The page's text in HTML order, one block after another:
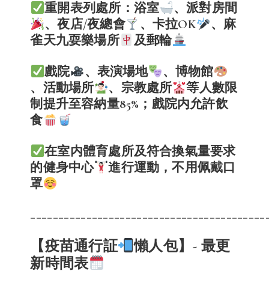
重開表列處所：浴室
、派對房間
、夜店/夜總會
、卡拉OK
、麻
雀天九耍樂場所
及郵輪
戲院 、表演場地
、博物館
、活動場所
、宗教處所
等人數限
制提升至容納量85%；戲院内允許飲
食
在室内體育處所及符合換氣量要求
的健身中心
進行運動，不用佩戴口
罩
【疫苗通行証 懶人包】- 最更
新時間表